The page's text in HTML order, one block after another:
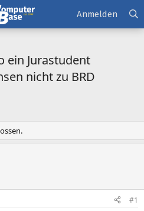
Anmelden
ein Jurastudent
nicht zu BRD
#1